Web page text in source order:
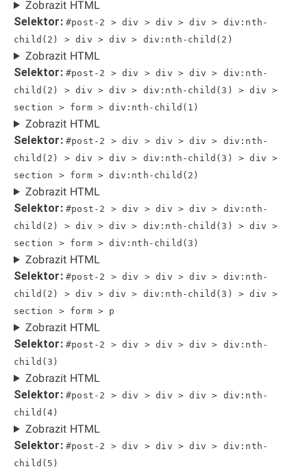
Zobrazit HTML
Selektor: #post-2 > div > div > div > div:nth-
child(2) > div > div > div:nth-child(2)
Zobrazit HTML
Selektor: #post-2 > div > div > div > div:nth-
child(2) > div > div > div:nth-child(3) > div >
section > form > div:nth-child(1)
Zobrazit HTML
Selektor: #post-2 > div > div > div > div:nth-
child(2) > div > div > div:nth-child(3) > div >
section > form > div:nth-child(2)
Zobrazit HTML
Selektor: #post-2 > div > div > div > div:nth-
child(2) > div > div > div:nth-child(3) > div >
section > form > div:nth-child(3)
Zobrazit HTML
Selektor: #post-2 > div > div > div > div:nth-
child(2) > div > div > div:nth-child(3) > div >
section > form > p
Zobrazit HTML
Selektor: #post-2 > div > div > div > div:nth-
child(3)
Zobrazit HTML
Selektor: #post-2 > div > div > div > div:nth-
child(4)
Zobrazit HTML
Selektor: #post-2 > div > div > div > div:nth-
child(5)